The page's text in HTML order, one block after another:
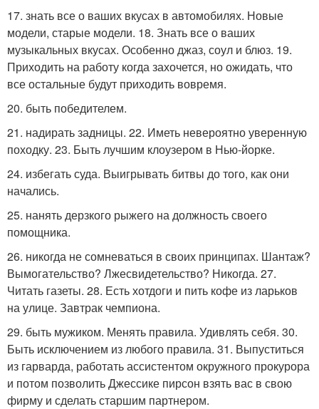
17. знать все о ваших вкусах в автомобилях. Новые
модели, старые модели. 18. Знать все о ваших
музыкальных вкусах. Особенно джаз, соул и блюз. 19.
Приходить на работу когда захочется, но ожидать, что
все остальные будут приходить вовремя.
20. быть победителем.
21. надирать задницы. 22. Иметь невероятно уверенную
походку. 23. Быть лучшим клоузером в Нью-йорке.
24. избегать суда. Выигрывать битвы до того, как они
начались.
25. нанять дерзкого рыжего на должность своего
помощника.
26. никогда не сомневаться в своих принципах. Шантаж?
Вымогательство? Лжесвидетельство? Никогда. 27.
Читать газеты. 28. Есть хотдоги и пить кофе из ларьков
на улице. Завтрак чемпиона.
29. быть мужиком. Менять правила. Удивлять себя. 30.
Быть исключением из любого правила. 31. Выпуститься
из гарварда, работать ассистентом окружного прокурора
и потом позволить Джессике пирсон взять вас в свою
фирму и сделать старшим партнером.